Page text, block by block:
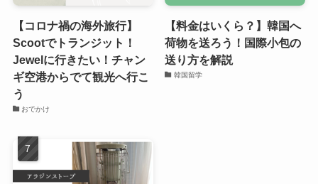
【コロナ禍の海外旅行】
Scootでトランジット！
Jewelに行きたい！チャン
ギ空港からでて観光へ行こ
う
おでかけ
【料金はいくら？】韓国へ
荷物を送ろう！国際小包の
送り方を解説
韓国留学